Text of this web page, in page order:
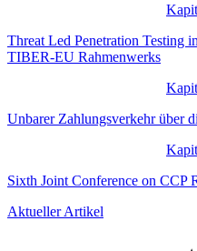
Threat Led Penetration Testing
TIBER-EU Rahmenwerks
Unbarer Zahlungsverkehr über
Sixth Joint Conference on CCP
Aktueller Artikel